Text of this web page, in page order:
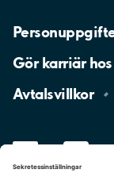
Gör karriär
Avtalsvillkor